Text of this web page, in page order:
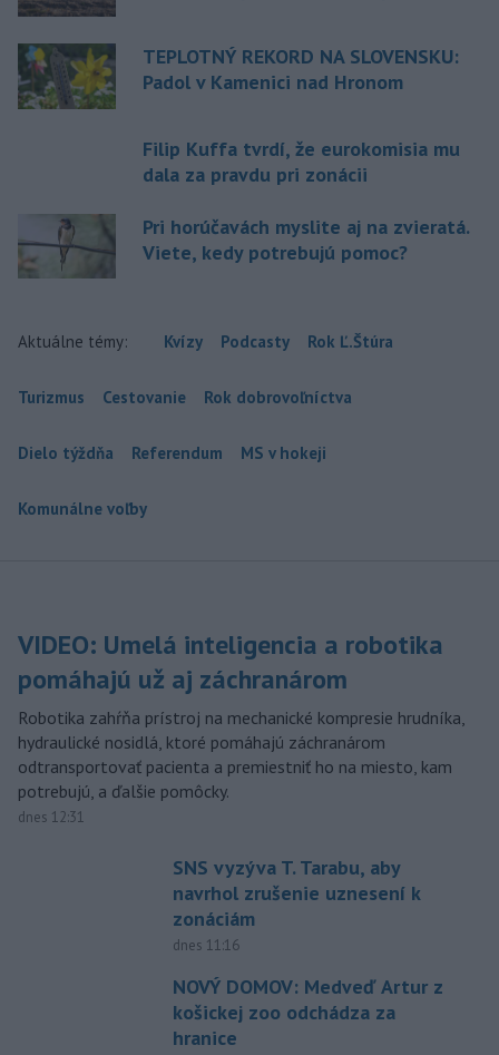
TEPLOTNÝ REKORD NA SLOVENSKU:
Padol v Kamenici nad Hronom
Filip Kuffa tvrdí, že eurokomisia mu
dala za pravdu pri zonácii
Pri horúčavách myslite aj na zvieratá.
Viete, kedy potrebujú pomoc?
Aktuálne témy: Kvízy Podcasty Rok Ľ.Štúra
Turizmus Cestovanie Rok dobrovoľníctva
Dielo týždňa Referendum MS v hokeji
Komunálne voľby
VIDEO: Umelá inteligencia a robotika
pomáhajú už aj záchranárom
Robotika zahŕňa prístroj na mechanické kompresie hrudníka,
hydraulické nosidlá, ktoré pomáhajú záchranárom
odtransportovať pacienta a premiestniť ho na miesto, kam
potrebujú, a ďalšie pomôcky.
dnes 12:31
SNS vyzýva T. Tarabu, aby
navrhol zrušenie uznesení k
zonáciám
dnes 11:16
NOVÝ DOMOV: Medveď Artur z
košickej zoo odchádza za
hranice